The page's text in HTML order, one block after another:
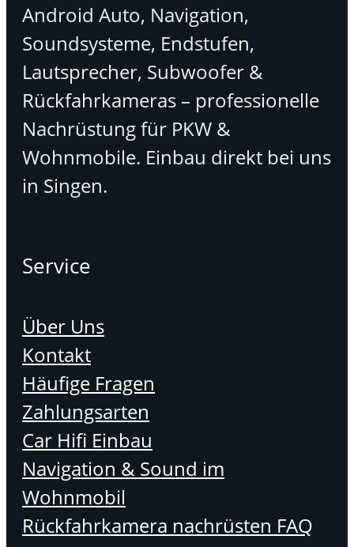
Android Auto, Navigation,
Soundsysteme, Endstufen,
Lautsprecher, Subwoofer &
Rückfahrkameras – professionelle
Nachrüstung für PKW &
Wohnmobile. Einbau direkt bei uns
in Singen.
Service
Über Uns
Kontakt
Häufige Fragen
Zahlungsarten
Car Hifi Einbau
Navigation & Sound im
Wohnmobil
Rückfahrkamera nachrüsten FAQ